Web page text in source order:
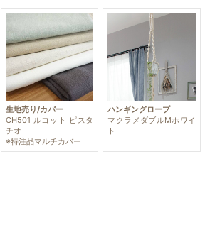
生地売り/カバー
CH501 ルコット ピスタ
チオ
※特注品マルチカバー
ハンギングロープ
マクラメダブルMホワイ
ト